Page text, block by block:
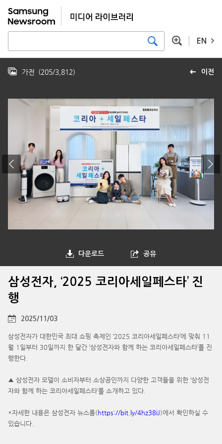
EN
이전
가전 (205/3,812)
다운로드 공유
삼성전자, ‘2025 코리아세일페스타’ 진
행
2025/11/03
삼성전자가 대한민국 최대 쇼핑 축제인 ‘2025 코리아세일페스타’에 맞춰 11
월 1일부터 30일까지 한 달간 ‘삼성전자와 함께 하는 코리아세일페스타’를 진
행한다.
▲ 삼성전자 모델이 소비자부터 소상공인까지 다양한 고객들을 위한 ‘삼성전
자와 함께 하는 코리아세일페스타’를 소개하고 있다.
*자세한 내용은 삼성전자 뉴스룸(https://bit.ly/4hz38iJ)에서 확인하실 수
있습니다.